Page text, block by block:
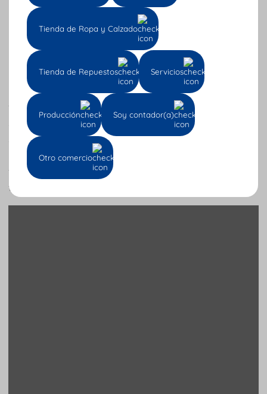
NOTA: aclaramos que, si túno aceptas o no rechazas la
factura en un tiempo determinado de 72 horas
sistema de Cuenti te va a hacer una aceptación tácita
sobre este proceso, ya que está ligado como tal a las
normativas de la DIAN. Al hacerse una aceptación
tácita,
no podrás después rechazarla o aceptarla
tal.
Tienda de Ropa y Calzado
Tienda de Repuestos Servicios
Producción Soy contador(a)
Otro comercio